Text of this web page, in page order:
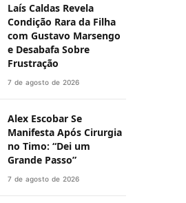
Laís Caldas Revela
Condição Rara da Filha
com Gustavo Marsengo
e Desabafa Sobre
Frustração
7 de agosto de 2026
Alex Escobar Se
Manifesta Após Cirurgia
no Timo: “Dei um
Grande Passo”
7 de agosto de 2026